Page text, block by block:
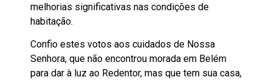
melhorias significativas nas condições de
habitação.
Confio estes votos aos cuidados de Nossa
Senhora, que não encontrou morada em Belém
para dar à luz ao Redentor, mas que tem sua casa,